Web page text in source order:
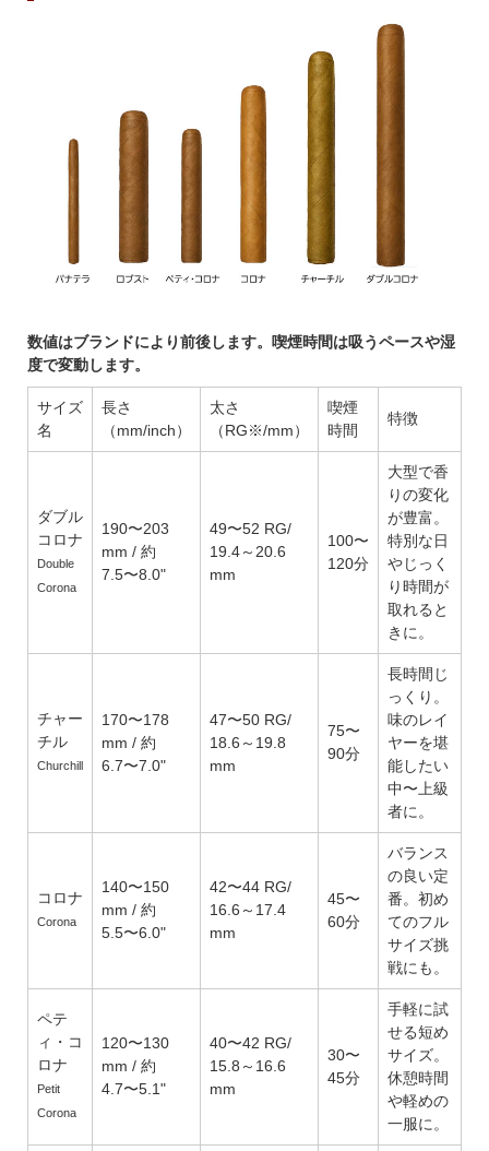
数値はブランドにより前後します。喫煙時間は吸うペースや湿
度で変動します。
サイズ
名
長さ
（mm/inch）
太さ
（RG※/mm）
喫煙
時間
特徴
ダブル
コロナ
Double
Corona
190〜203
mm / 約
7.5〜8.0"
49〜52 RG/
19.4～20.6
mm
100〜
120分
大型で香
りの変化
が豊富。
特別な日
やじっく
り時間が
取れると
きに。
チャー
チル
Churchill
170〜178
mm / 約
6.7〜7.0"
47〜50 RG/
18.6～19.8
mm
75〜
90分
長時間じ
っくり。
味のレイ
ヤーを堪
能したい
中〜上級
者に。
コロナ
Corona
140〜150
mm / 約
5.5〜6.0"
42〜44 RG/
16.6～17.4
mm
45〜
60分
バランス
の良い定
番。初め
てのフル
サイズ挑
戦にも。
ペテ
ィ・コ
ロナ
Petit
Corona
120〜130
mm / 約
4.7〜5.1"
40〜42 RG/
15.8～16.6
mm
30〜
45分
手軽に試
せる短め
サイズ。
休憩時間
や軽めの
一服に。